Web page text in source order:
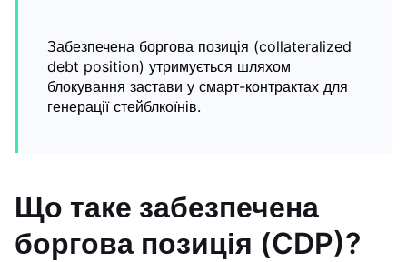
Забезпечена боргова позиція (collateralized
debt position) утримується шляхом
блокування застави у смарт-контрактах для
генерації стейблкоїнів.
Що таке забезпечена
боргова позиція (CDP)?